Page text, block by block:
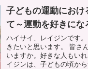
子どもの運動にお
て～運動を好きにな
ハイサイ、レイジンです
きたいと思います。 皆さ
いますか。好きな人もい
イジンは、子どもの頃か